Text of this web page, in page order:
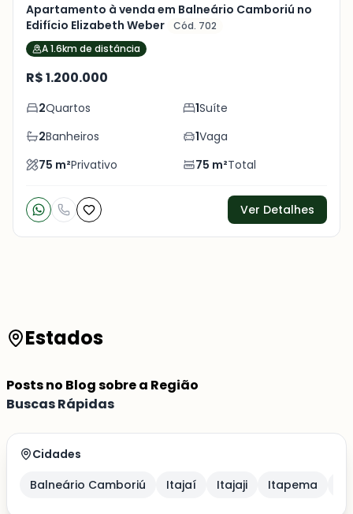
Apartamento à venda em Balneário Camboriú no
Edifício Elizabeth Weber
Cód. 702
A 1.6km de distância
R$ 1.200.000
2Quartos 1Suíte
2Banheiros 1Vaga
75 m²Privativo 75 m²Total
Ver Detalhes
Estados
Posts no Blog sobre a Região
Buscas Rápidas
Cidades
Balneário Camboriú
Itajaí Itajaji Itapema